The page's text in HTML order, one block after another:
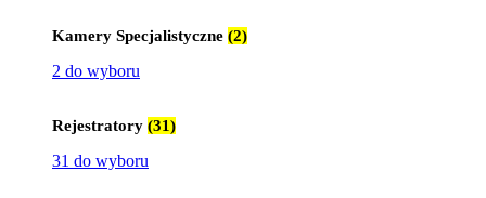
Kamery Specjalistyczne (2)
2 do wyboru
Rejestratory (31)
31 do wyboru